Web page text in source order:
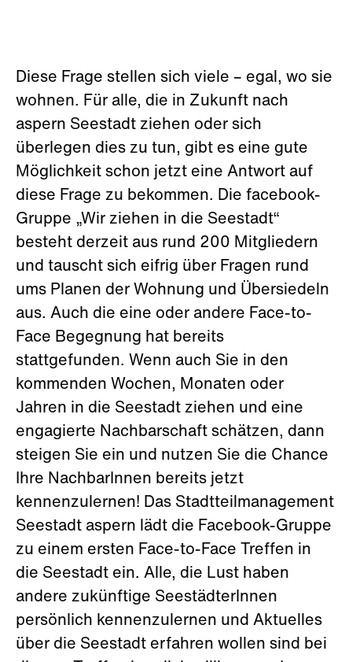
Diese Frage stellen sich viele – egal, wo sie
wohnen. Für alle, die in Zukunft nach
aspern Seestadt ziehen oder sich
überlegen dies zu tun, gibt es eine gute
Möglichkeit schon jetzt eine Antwort auf
diese Frage zu bekommen. Die facebook-
Gruppe „Wir ziehen in die Seestadt“
besteht derzeit aus rund 200 Mitgliedern
und tauscht sich eifrig über Fragen rund
ums Planen der Wohnung und Übersiedeln
aus. Auch die eine oder andere Face-to-
Face Begegnung hat bereits
stattgefunden. Wenn auch Sie in den
kommenden Wochen, Monaten oder
Jahren in die Seestadt ziehen und eine
engagierte Nachbarschaft schätzen, dann
steigen Sie ein und nutzen Sie die Chance
Ihre NachbarInnen bereits jetzt
kennenzulernen! Das Stadtteilmanagement
Seestadt aspern lädt die Facebook-Gruppe
zu einem ersten Face-to-Face Treffen in
die Seestadt ein. Alle, die Lust haben
andere zukünftige SeestädterInnen
persönlich kennenzulernen und Aktuelles
über die Seestadt erfahren wollen sind bei